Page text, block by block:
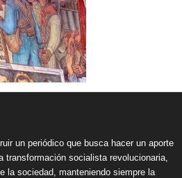
un periódico que busca hacer un aporte
transformación socialista revolucionaria,
la sociedad, manteniendo siempre la